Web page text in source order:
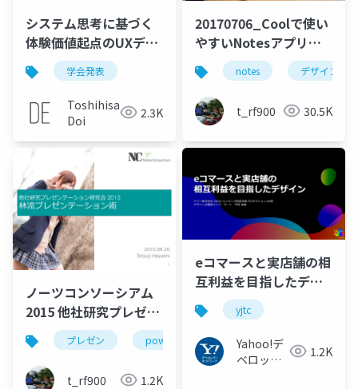
システム思考に基づく
体験価値起点のUXデザ
インプロセスの考察
学会発表
Toshihisa
Doi
2.3K
20170706_Coolで使い
やすいNotesアプリデ
ザイン講座
notes デザイン
t_rf900 30.5K
ノーツコンソーシアム
2015 他社研究プレゼン
研究会発表資料_林流プ
レゼンテーション術
プレゼン powerpoint
t_rf900 1.2K
eコマースと実店舗の相
互利益を目指したデザ
イン #yjtc
yjtc
Yahoo!デ
ベロッパ
1.2K